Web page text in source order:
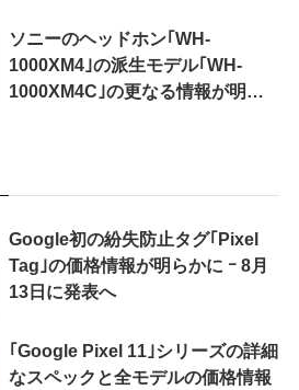
ソニーのヘッドホン｢WH-
1000XM4｣の派生モデル｢WH-
1000XM4C｣の更なる情報が明ら
Google初の紛失防止タグ｢Pixel
Tag｣の価格情報が明らかに ｰ 8月
13日に発表へ
｢Google Pixel 11｣シリーズの詳細
なスペックと全モデルの価格情報